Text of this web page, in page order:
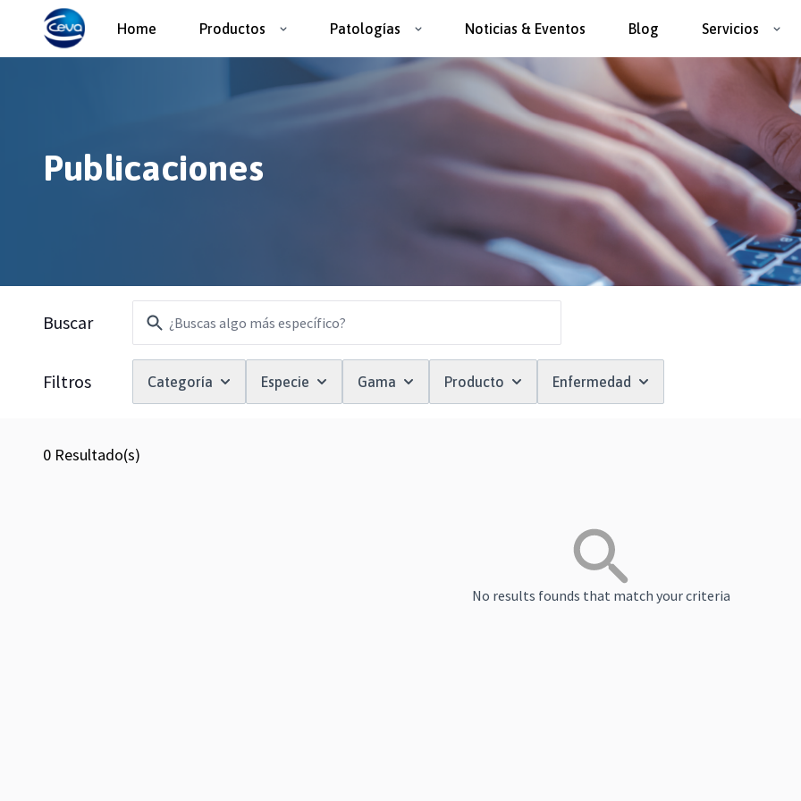
Home Productos Patologías Noticias & Eventos Blog Servicios
Publicaciones
Buscar
Filtros Categoría Especie Gama Producto Enfermedad
0 Resultado(s)
No results founds that match your criteria